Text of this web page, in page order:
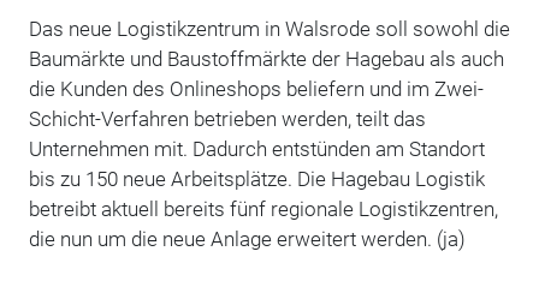
Das neue Logistikzentrum in Walsrode soll sowohl die
Baumärkte und Baustoffmärkte der Hagebau als auch
die Kunden des Onlineshops beliefern und im Zwei-
Schicht-Verfahren betrieben werden, teilt das
Unternehmen mit. Dadurch entstünden am Standort
bis zu 150 neue Arbeitsplätze. Die Hagebau Logistik
betreibt aktuell bereits fünf regionale Logistikzentren,
die nun um die neue Anlage erweitert werden. (ja)